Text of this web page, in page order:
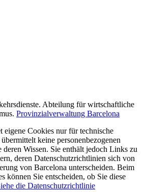
Abteilung für wirtschaftliche
Provinzialverwaltung Barcelona
eigene Cookies nur für technische
keine personenbezogenen
deren Wissen. Sie enthält jedoch Links zu
deren Datenschutzrichtlinien sich von
von Barcelona unterscheiden. Beim
können Sie entscheiden, ob Sie diese
die Datenschutzrichtlinie